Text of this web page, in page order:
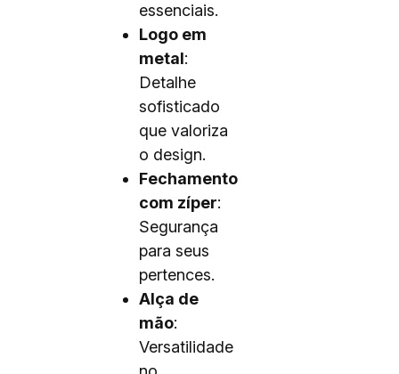
essenciais.
Logo em
metal:
Detalhe
sofisticado
que valoriza
o design.
Fechamento
com zíper:
Segurança
para seus
pertences.
Alça de
mão:
Versatilidade